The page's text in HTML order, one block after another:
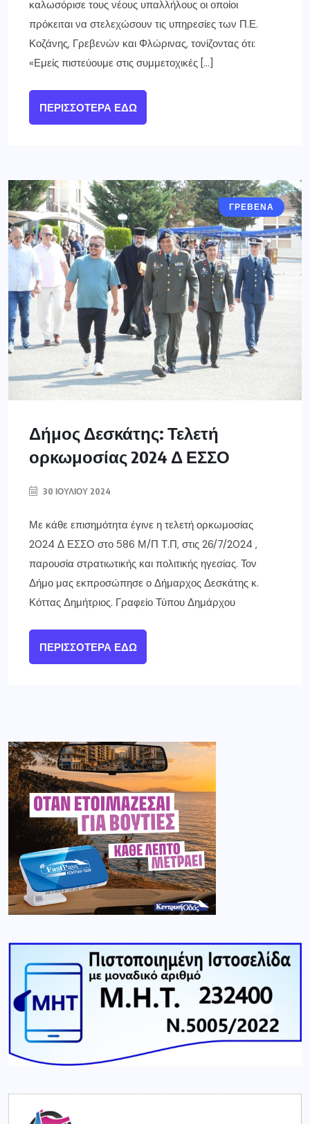
καλωσόρισε τους νέους υπαλλήλους οι οποίοι
πρόκειται να στελεχώσουν τις υπηρεσίες των Π.Ε.
Κοζάνης, Γρεβενών και Φλώρινας, τονίζοντας ότι:
«Εμείς πιστεύουμε στις συμμετοχικές […]
ΠΕΡΙΣΣΌΤΕΡΑ ΕΔΏ
ΓΡΕΒΕΝΑ
Δήμος Δεσκάτης: Τελετή
ορκωμοσίας 2024 Δ ΕΣΣΟ
30 ΙΟΥΛΊΟΥ 2024
Με κάθε επισημότητα έγινε η τελετή ορκωμοσίας
2024 Δ ΕΣΣΟ στο 586 Μ/Π Τ.Π, στις 26/7/2024 ,
παρουσία στρατιωτικής και πολιτικής ηγεσίας. Τον
Δήμο μας εκπροσώπησε ο Δήμαρχος Δεσκάτης κ.
Κόττας Δημήτριος. Γραφείο Τύπου Δημάρχου
ΠΕΡΙΣΣΌΤΕΡΑ ΕΔΏ